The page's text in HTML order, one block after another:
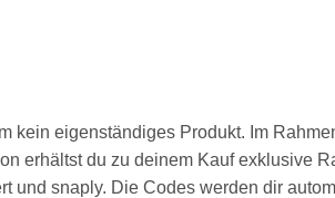
kein eigenständiges Produkt. Im
erhältst du zu deinem Kauf exklusive
und snaply. Die Codes werden dir